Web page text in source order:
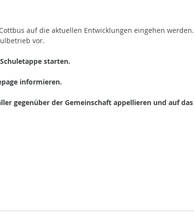
auf die aktuellen Entwicklungen eingehen werden.
vor.
starten.
informieren.
gegenüber der Gemeinschaft appellieren und auf das